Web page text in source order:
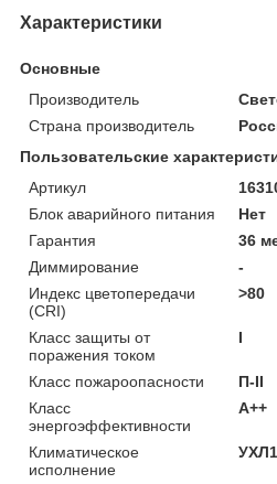
Характеристики
Основные
Производитель
Страна производитель
Пользовательские
Артикул
Блок аварийного питания
Нет
Гарантия
36
Диммирование
-
Индекс цветопередачи
(CRI)
>80
Класс защиты от
поражения током
I
Класс пожароопасности
П-ІІ
Класс
энергоэффективности
A++
Климатическое
исполнение
УХЛ1